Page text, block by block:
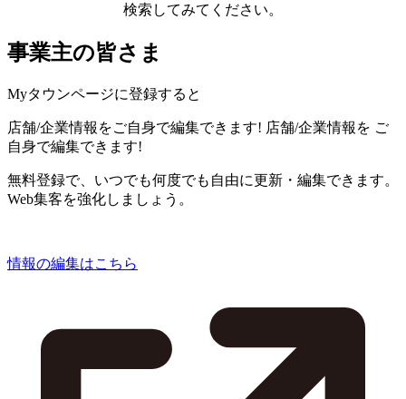
検索してみてください。
事業主の皆さま
Myタウンページに登録すると
店舗/企業情報をご自身で編集できます! 店舗/企業情報を ご
自身で編集できます!
無料登録で、いつでも何度でも自由に更新・編集できます。
Web集客を強化しましょう。
情報の編集はこちら